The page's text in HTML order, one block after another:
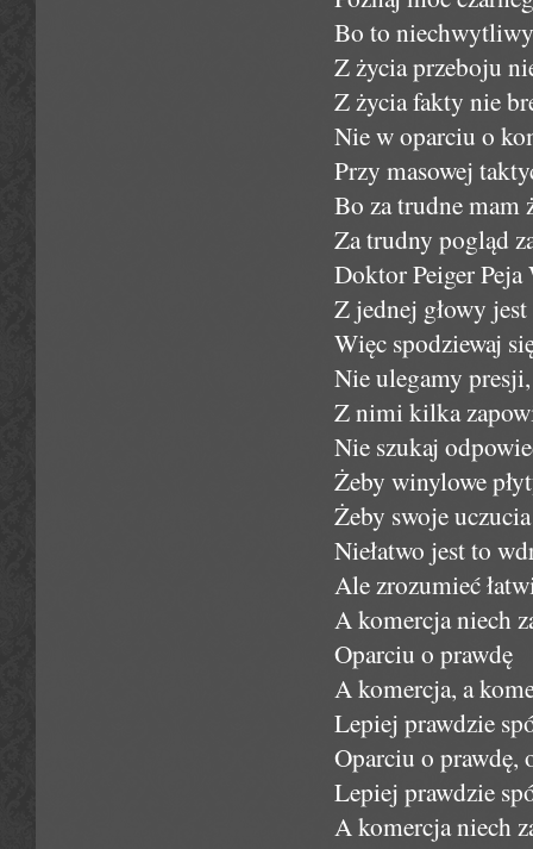
Bo to
Z życia przeboju
Z życia fakty nie
Nie w oparciu o
Przy masowej
Bo za trudne mam
Za trudny pogląd
Doktor Peiger
Z jednej głowy
Więc spodziewaj
Nie ulegamy
Z nimi kilka
Nie szukaj
Żeby winylowe
Żeby swoje
Niełatwo jest to
Ale zrozumieć
A komercja niech
Oparciu o prawdę
A komercja, a
Lepiej prawdzie
Oparciu o prawdę,
Lepiej prawdzie
A komercja niech